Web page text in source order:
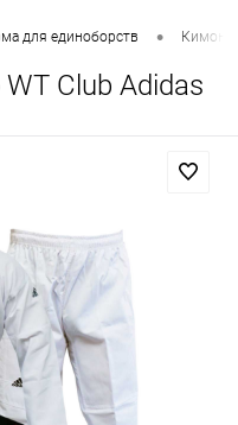
для единоборств • Кимоно
Club Adidas